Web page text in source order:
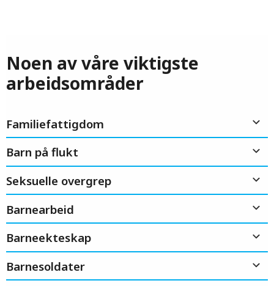
Noen av våre viktigste
arbeidsområder
Familiefattigdom
Barn på flukt
Seksuelle overgrep
Barnearbeid
Barneekteskap
Barnesoldater